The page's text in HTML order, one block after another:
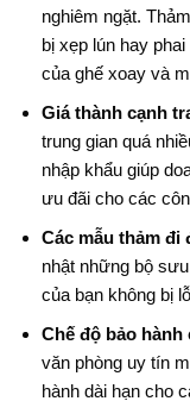
nghiêm ngặt.
bị xẹp lún hay
của ghế xoay và
Giá thành cạnh
trung gian quá
nhập khẩu giúp
ưu đãi cho các
Các mẫu thảm
nhật những bộ
của bạn không bị
Chế độ bảo hành
văn phòng uy tín
hành dài hạn cho